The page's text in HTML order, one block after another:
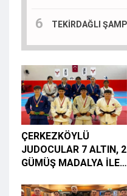
ÇERKEZKÖYLÜ
JUDOCULAR 7 ALTIN, 2
GÜMÜŞ MADALYA İLE
İMZA ATTI